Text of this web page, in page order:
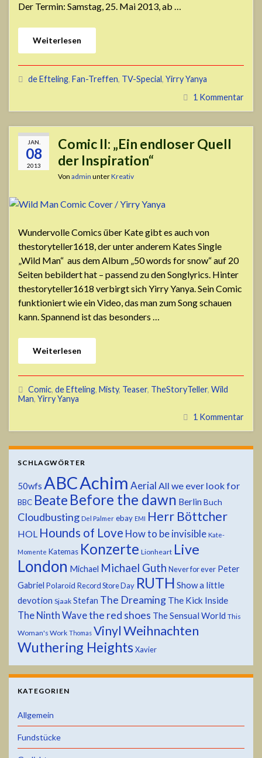
Der Termin: Samstag, 25. Mai 2013, ab …
Weiterlesen
de Efteling, Fan-Treffen, TV-Special, Yirry Yanya
1 Kommentar
JAN.
08
2013
Comic II: „Ein endloser Quell
der Inspiration“
Von admin unterKreativ
Wundervolle Comics über Kate gibt es auch von
thestoryteller1618, der unter anderem Kates Single
„Wild Man“ aus dem Album „50 words for snow“ auf 20
Seiten bebildert hat – passend zu den Songlyrics. Hinter
thestoryteller1618 verbirgt sich Yirry Yanya. Sein Comic
funktioniert wie ein Video, das man zum Song schauen
kann. Spannend ist das besonders …
Weiterlesen
Comic, de Efteling, Misty, Teaser, TheStoryTeller, Wild
Man, Yirry Yanya
1 Kommentar
SCHLAGWÖRTER
50wfs ABCAchim Aerial All we ever look for
BBC Beate Before the dawn Berlin Buch
Cloudbusting Del Palmer ebay EMI Herr Böttcher
HOL Hounds of Love How to be invisible Kate-
Momente Katemas Konzerte Lionheart Live
London Michael Michael Guth Never for ever Peter
Gabriel Polaroid Record Store Day RUTH Show a little
devotion Sjaak Stefan The Dreaming The Kick Inside
The Ninth Wavethe red shoes The Sensual World This
Woman's Work Thomas VinylWeihnachten
Wuthering Heights Xavier
KATEGORIEN
Allgemein
Fundstücke